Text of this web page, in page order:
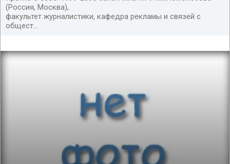
(Россия, Москва),
факультет журналистики, кафедра рекламы и связей с
общест...